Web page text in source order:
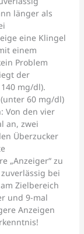
länger als
eine Klingel
einem
Problem
der
mg/dl).
60 mg/dl)
Von den vier
an, zwei
Überzucker
„Anzeiger“ zu
bei
Zielbereich
und 9-mal
Anzeigen